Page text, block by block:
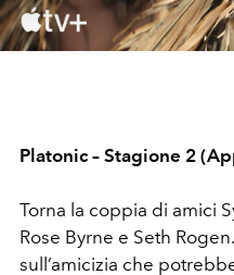
Platonic – Stagione 2
Torna la coppia di amici
Rose Byrne e Seth
sull’amicizia che